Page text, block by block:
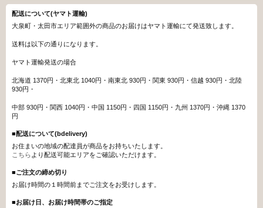
配送について(ヤマト運輸)
大泉町・太田市エリア範囲外の商品のお届けはヤマト運輸にて発送致します。
送料は以下の通りになります。
ヤマト運輸発送の場合
北海道 1370円・北東北 1040円・南東北 930円・関東 930円・信越 930円・北陸
930円・
中部 930円・関西 1040円・中国 1150円・四国 1150円・九州 1370円・沖縄 1370
円
■配送について(bdelivery)
お住まいの地域の配達員が商品をお持ちいたします。
こちら より配送可能エリアをご確認いただけます。
■ご注文の締め切り
お届け時間の１時間前までご注文をお受けします。
■お届け日、お届け時間帯のご指定